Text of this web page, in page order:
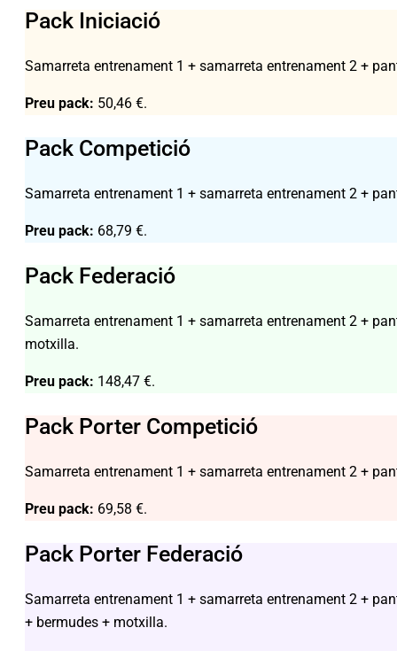
Pack Iniciació
Samarreta entrenament 1 + samarreta entrenament 2 +
Preu pack: 50,46 €.
Pack Competició
Samarreta entrenament 1 + samarreta entrenament 2 +
Preu pack: 68,79 €.
Pack Federació
Samarreta entrenament 1 + samarreta entrenament 2 +
motxilla.
Preu pack: 148,47 €.
Pack Porter Competició
Samarreta entrenament 1 + samarreta entrenament 2 +
Preu pack: 69,58 €.
Pack Porter Federació
Samarreta entrenament 1 + samarreta entrenament 2 +
+ bermudes + motxilla.